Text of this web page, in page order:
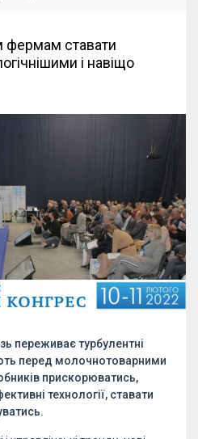
фермам ставати
і навіщо
переживає турбулентні
перед молочнотоварними
прискорюватись,
технології, ставати